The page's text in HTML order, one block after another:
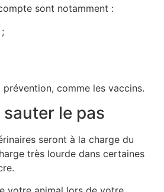
sont notamment :
comme les vaccins.
le pas
seront à la charge du
très lourde dans certaines